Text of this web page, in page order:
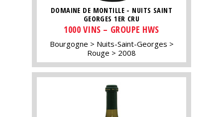
DOMAINE DE MONTILLE - NUITS SAINT
GEORGES 1ER CRU
1000 VINS – GROUPE HWS
Bourgogne
Nuits-Saint-Georges
Rouge
2008